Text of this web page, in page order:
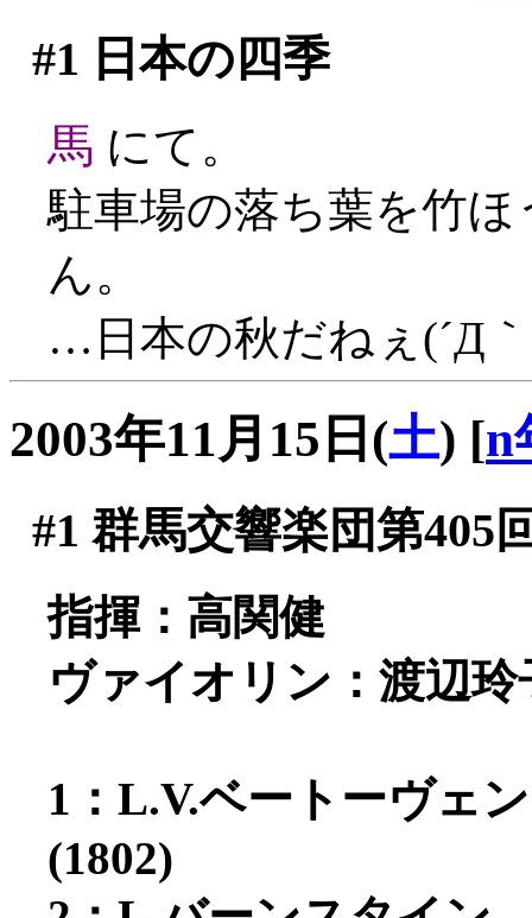
#1 日本の四季
馬 にて。
駐車場の落ち葉を竹
ん。
…日本の秋だねぇ(´Д
2003年11月15日(土) [n
#1 群馬交響楽団第405
指揮：高関健
ヴァイオリン：渡辺玲
1：L.V.ベートーヴェ
(1802)